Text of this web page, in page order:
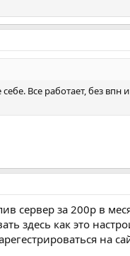
себе. Все работает, без
сервер за 200р в
как это
на